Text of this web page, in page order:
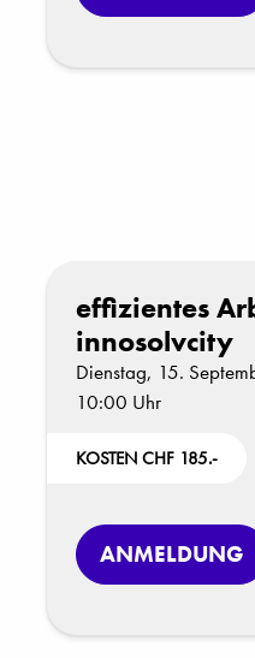
effizientes
innosolvcity
Dienstag, 15.
10:00 Uhr
KOSTEN CHF 185.-
ANMELDUNG